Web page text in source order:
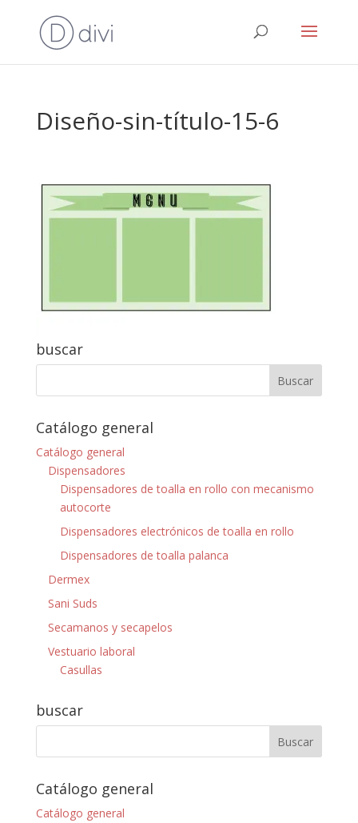
Diseño-sin-título-15-6
buscar
Catálogo general
Catálogo general
Dispensadores
Dispensadores de toalla en rollo con mecanismo
autocorte
Dispensadores electrónicos de toalla en rollo
Dispensadores de toalla palanca
Dermex
Sani Suds
Secamanos y secapelos
Vestuario laboral
Casullas
buscar
Catálogo general
Catálogo general